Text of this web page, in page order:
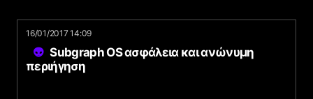
16/01/2017 14:09
Subgraph OS ασφάλεια και ανώνυμη
περιήγηση